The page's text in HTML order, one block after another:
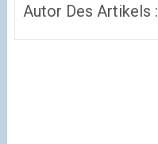
Autor Des Artikels :